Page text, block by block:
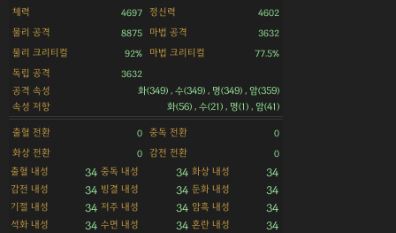
체력 4697 정신력 4602
물리 공격 8875 마법 공격 3632
물리 크리티컬 92% 마법 크리티컬 77.5%
독립 공격 3632
공격 속성
화(349) , 수(349) , 명(349) , 암(359)
속성 저항
화(56) , 수(21) , 명(1) , 암(41)
출혈 전환 0 중독 전환 0
화상 전환 0 감전 전환 0
출혈 내성 34 중독 내성 34 화상 내성 34
감전 내성 34 빙결 내성 34 둔화 내성 34
기절 내성 34 저주 내성 34 암흑 내성 34
석화 내성 34 수면 내성 34 혼란 내성 34